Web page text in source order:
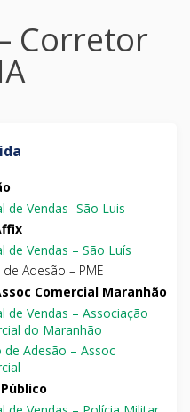
Corretor
de Vendas- São Luis
de Vendas – São Luís
Adesão – PME
Comercial Maranhão
de Vendas – Associação
do Maranhão
de Adesão – Assoc